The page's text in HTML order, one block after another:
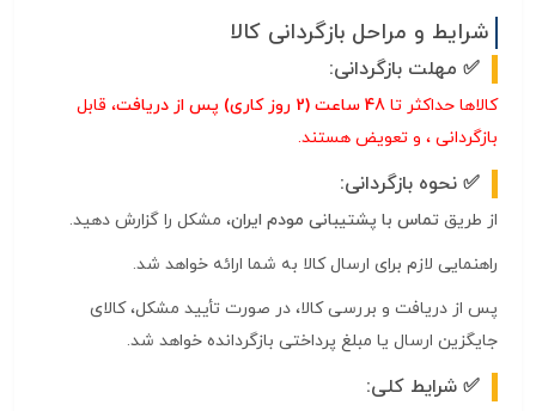
شرایط و مراحل بازگردانی کالا
مهلت بازگردانی:
کالاها حداکثر تا 48 ساعت (2 روز کاری) پس از دریافت
، قابل
بازگردانی ، و تعویض هستند.
نحوه بازگردانی:
از طریق تماس با پشتیبانی مودم ایران، مشکل را گزارش دهید.
راهنمایی لازم برای ارسال کالا به شما ارائه خواهد شد.
پس از دریافت و بررسی کالا، در صورت تأیید مشکل، کالای
جایگزین ارسال یا مبلغ پرداختی بازگردانده خواهد شد.
شرایط کلی: